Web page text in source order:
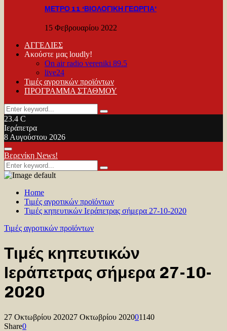
ΜΕΤΡΟ 11 ‘ΒΙΟΛΟΓΙΚΗ ΓΕΩΡΓΙΑ’
15 Φεβρουαρίου 2022
ΑΓΓΕΛΙΕΣ
Ακούστε μας loudly!
On air radio vereniki 89.5
live24
Τιμές αγροτικών προϊόντων
ΠΡΟΓΡΑΜΜΑ ΣΤΑΘΜΟΥ
Search
for:
Search
23.4 C
Ιεράπετρα
8 Αυγούστου 2026
Facebook
Twitter
Youtube
Primary
Menu
Βερενίκη News!
Search
for:
Search
Home
Τιμές αγροτικών προϊόντων
Τιμές κηπευτικών Ιεράπετρας σήμερα 27-10-2020
Τιμές αγροτικών προϊόντων
Τιμές κηπευτικών
Ιεράπετρας σήμερα 27-10-
2020
27 Οκτωβρίου 202027 Οκτωβρίου 202001140
Share0